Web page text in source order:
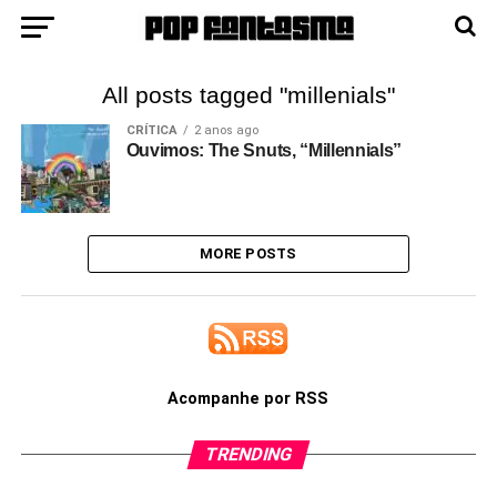
All posts tagged "millenials"
CRÍTICA 2 anos ago
Ouvimos: The Snuts, “Millennials”
MORE POSTS
Acompanhe por RSS
TRENDING